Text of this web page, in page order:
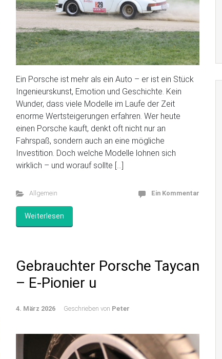
Ein Porsche ist mehr als ein Auto – er ist ein Stück
Ingenieurskunst, Emotion und Geschichte. Kein
Wunder, dass viele Modelle im Laufe der Zeit
enorme Wertsteigerungen erfahren. Wer heute
einen Porsche kauft, denkt oft nicht nur an
Fahrspaß, sondern auch an eine mögliche
Investition. Doch welche Modelle lohnen sich
wirklich – und worauf sollte […]
Allgemein Ein Kommentar
Weiterlesen
Gebrauchter Porsche Taycan
– E-Pionier u
4. März 2026 Geschrieben von Peter